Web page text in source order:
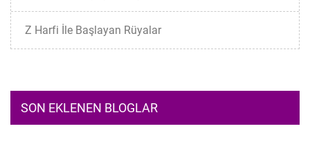
Z Harfi İle Başlayan Rüyalar
SON EKLENEN BLOGLAR